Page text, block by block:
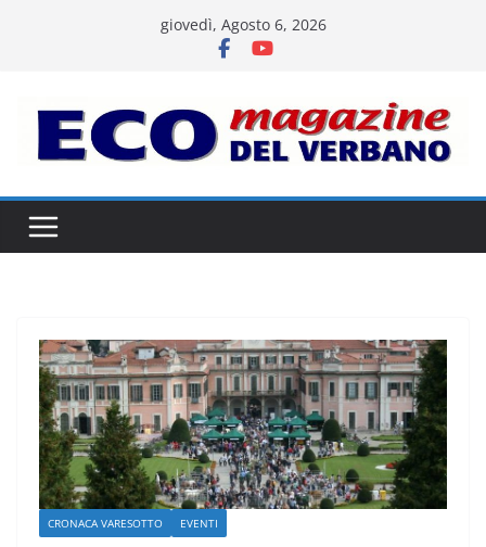
giovedì, Agosto 6, 2026
CRONACA VARESOTTO EVENTI